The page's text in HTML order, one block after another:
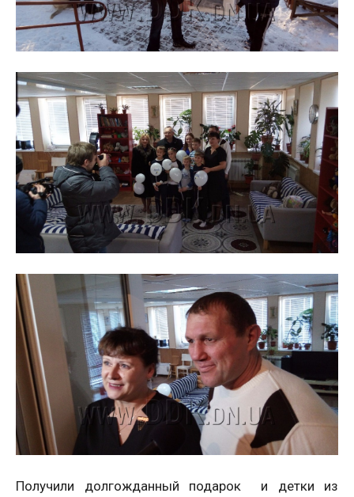
Получили долгожданный подарок и детки из